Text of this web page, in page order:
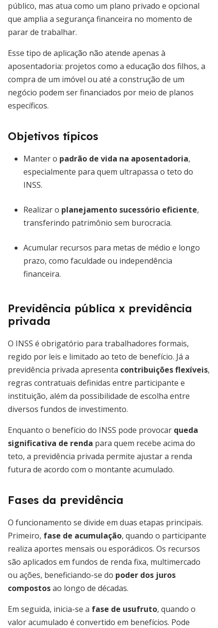
público, mas atua como um plano privado e opcional
que amplia a segurança financeira no momento de
parar de trabalhar.
Esse tipo de aplicação não atende apenas à
aposentadoria: projetos como a educação dos filhos, a
compra de um imóvel ou até a construção de um
negócio podem ser financiados por meio de planos
específicos.
Objetivos típicos
Manter o padrão de vida na aposentadoria,
especialmente para quem ultrapassa o teto do
INSS.
Realizar o planejamento sucessório eficiente,
transferindo patrimônio sem burocracia.
Acumular recursos para metas de médio e longo
prazo, como faculdade ou independência
financeira.
Previdência pública x previdência
privada
O INSS é obrigatório para trabalhadores formais,
regido por leis e limitado ao teto de benefício. Já a
previdência privada apresenta contribuições flexíveis,
regras contratuais definidas entre participante e
instituição, além da possibilidade de escolha entre
diversos fundos de investimento.
Enquanto o benefício do INSS pode provocar queda
significativa de renda para quem recebe acima do
teto, a previdência privada permite ajustar a renda
futura de acordo com o montante acumulado.
Fases da previdência
O funcionamento se divide em duas etapas principais.
Primeiro, fase de acumulação, quando o participante
realiza aportes mensais ou esporádicos. Os recursos
são aplicados em fundos de renda fixa, multimercado
ou ações, beneficiando-se do poder dos juros
compostosao longo de décadas.
Em seguida, inicia-se a fase de usufruto, quando o
valor acumulado é convertido em benefícios. Pode